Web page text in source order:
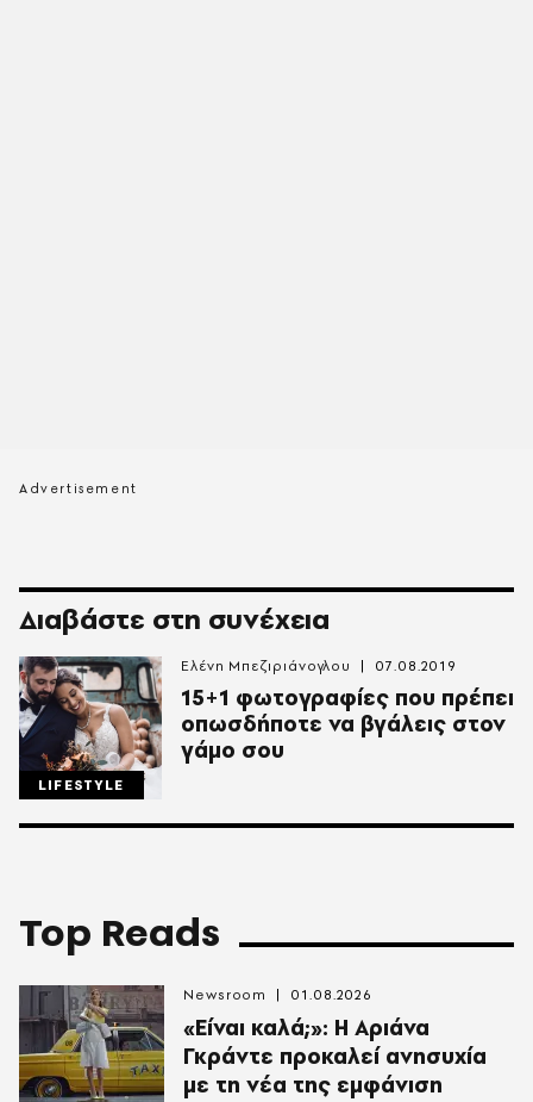
Διαβάστε στη συνέχεια
LIFESTYLE
15+1 φωτογραφίες που πρέπει
οπωσδήποτε να βγάλεις στον
γάμο σου
Ελένη Μπεζιριάνογλου 07.08.2019
Top Reads
«Είναι καλά;»: Η Αριάνα
Γκράντε προκαλεί ανησυχία
με τη νέα της εμφάνιση
Newsroom 01.08.2026